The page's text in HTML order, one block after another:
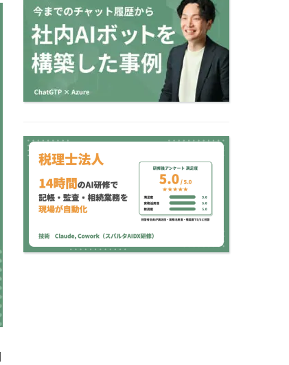
2カ月・費用1/3で実
現！学習塾の小論文添…
【税理士法人 AI研修事
査・相続業務を現場…